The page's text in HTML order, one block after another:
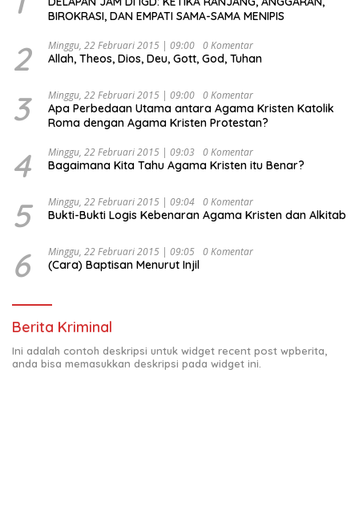
BIROKRASI, DAN EMPATI SAMA-SAMA MENIPIS
2 Minggu, 22 Februari 2015 | 09:00 0 Komentar
Allah, Theos, Dios, Deu, Gott, God, Tuhan
3 Minggu, 22 Februari 2015 | 09:00 0 Komentar
Apa Perbedaan Utama antara Agama Kristen Katolik
Roma dengan Agama Kristen Protestan?
4 Minggu, 22 Februari 2015 | 09:03 0 Komentar
Bagaimana Kita Tahu Agama Kristen itu Benar?
5 Minggu, 22 Februari 2015 | 09:04 0 Komentar
Bukti-Bukti Logis Kebenaran Agama Kristen dan Alkitab
6 Minggu, 22 Februari 2015 | 09:05 0 Komentar
(Cara) Baptisan Menurut Injil
Berita Kriminal
Ini adalah contoh deskripsi untuk widget recent post wpberita,
anda bisa memasukkan deskripsi pada widget ini.